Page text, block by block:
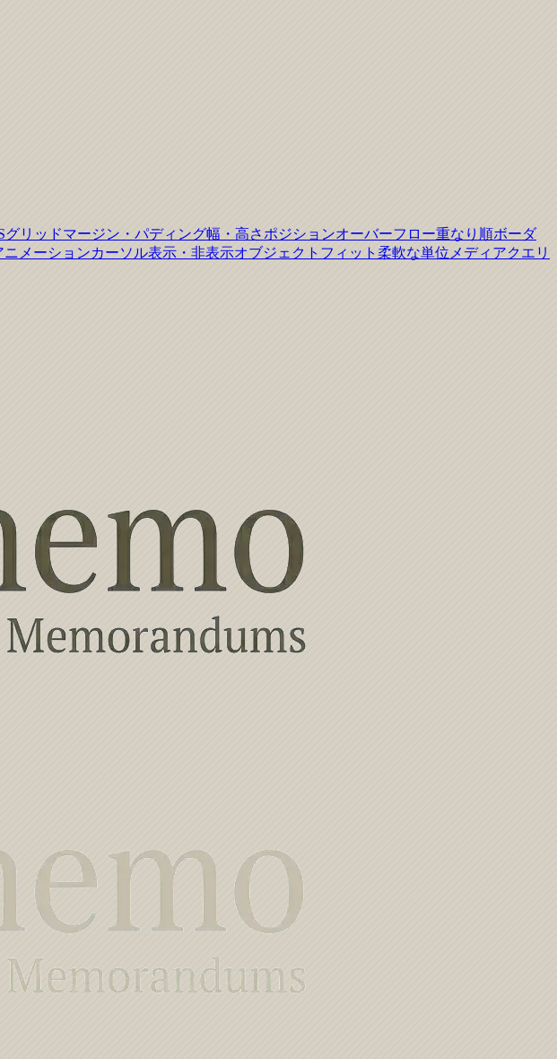
グリッドマージン・パディング幅・高さ ポジションオーバーフロー重なり順ボーダ
ニメーションカーソル表示・非表示オブジェクトフィット 柔軟な単位 メディアクエリ